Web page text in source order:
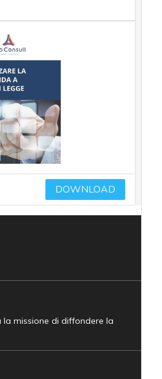
DOWNLOAD
missione di diffondere la